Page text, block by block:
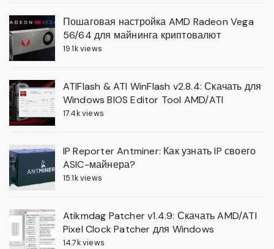
Пошаговая настройка AMD Radeon Vega
56/64 для майнинга криптовалют
19.1k views
ATIFlash & ATI WinFlash v2.8.4: Скачать для
Windows BIOS Editor Tool AMD/ATI
17.4k views
IP Reporter Antminer: Как узнать IP своего
ASIC-майнера?
15.1k views
Atikmdag Patcher v1.4.9: Скачать AMD/ATI
Pixel Clock Patcher для Windows
14.7k views